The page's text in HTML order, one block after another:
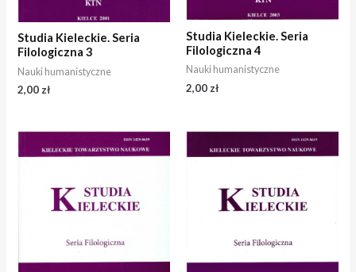
Studia Kieleckie. Seria
Filologiczna 3
Nauki humanistyczne
2,00 zł
Studia Kieleckie. Seria
Filologiczna 4
Nauki humanistyczne
2,00 zł